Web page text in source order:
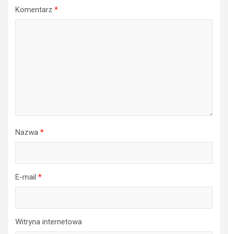
Komentarz *
Nazwa *
E-mail *
Witryna internetowa